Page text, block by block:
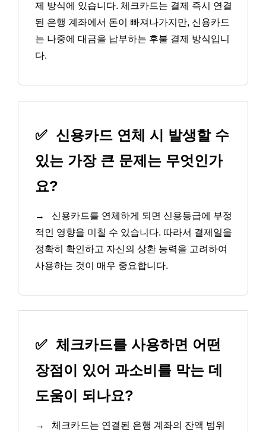
제 방식에 있습니다. 체크카드는 결제 즉시 연결
된 은행 계좌에서 돈이 빠져나가지만, 신용카드
는 나중에 대금을 납부하는 후불 결제 방식입니
다.
✅ 신용카드 연체 시 발생할 수
있는 가장 큰 문제는 무엇인가
요?
→
신용카드를 연체하게 되면 신용등급에 부정
적인 영향을 미칠 수 있습니다. 따라서 결제일을
정확히 확인하고 자신의 상환 능력을 고려하여
사용하는 것이 매우 중요합니다.
✅ 체크카드를 사용하면 어떤
장점이 있어 과소비를 막는 데
도움이 되나요?
→
체크카드는 연결된 은행 계좌의 잔액 범위